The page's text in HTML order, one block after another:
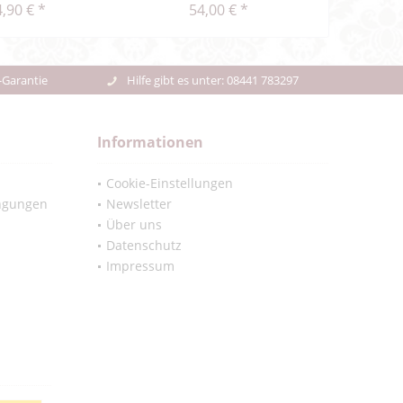
€ * 54,00 € *
Garantie Hilfe gibt es unter: 08441 783297
Informationen
Cookie-Einstellungen
Newsletter
Über uns
Datenschutz
Impressum